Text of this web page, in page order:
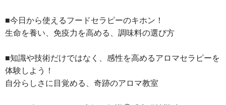
■今日から使えるフードセラピーのキホン！
生命を養い、免疫力を高める、調味料の選び方
■知識や技術だけではなく、感性を高めるアロマセラピーを
体験しよう！
自分らしさに目覚める、奇跡のアロマ教室